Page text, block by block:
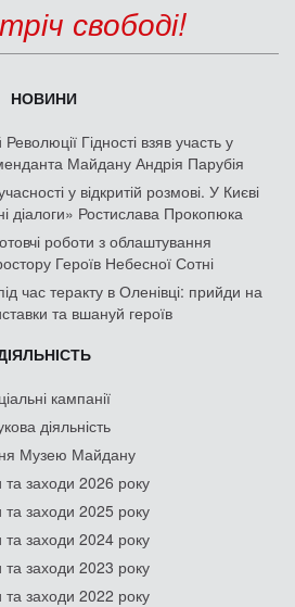
свободі!
НОВИНИ
Гідності взяв участь у
Майдану Андрія Парубія
у відкритій розмові. У Києві
діалоги» Ростислава Прокопюка
роботи з облаштування
Героїв Небесної Сотні
час теракту в Оленівці: прийди на
та вшануй героїв
кампанії
діяльність
Музею Майдану
та заходи 2026 року
та заходи 2025 року
та заходи 2024 року
та заходи 2023 року
та заходи 2022 року